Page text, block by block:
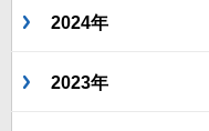
2024年
2023年